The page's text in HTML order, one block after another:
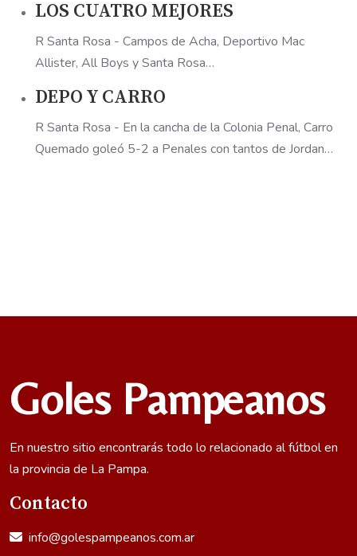
LOS CUATRO MEJORES
R Santa Rosa - Campos de Acha, Deportivo Mac
Allister, All Boys y Santa Rosa…
DEPO Y CARRO
R Santa Rosa - En la cancha de la Colonia Penal, Carro
Quemado goleó 5-2 a Penales con tantos de Jordan…
Goles Pampeanos
En nuestro sitio encontrarás todo lo relacionado al fútbol en
la provincia de La Pampa.
Contacto
info@golespampeanos.com.ar